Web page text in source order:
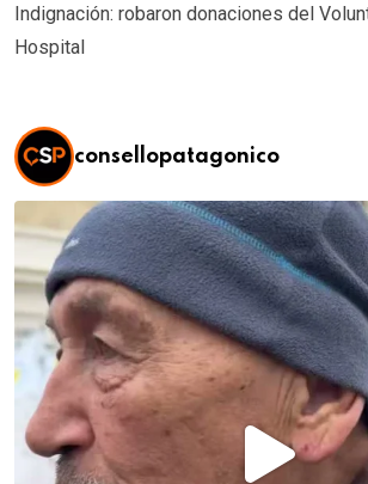
Indignación: robaron donaciones del
Hospital
consellopatagonico